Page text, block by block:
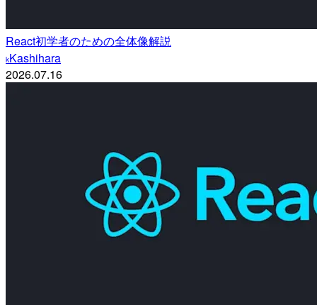
React初学者のための全体像解説
kKashihara
2026.07.16